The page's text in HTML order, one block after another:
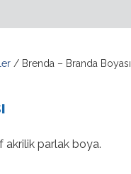
/ Brenda – Branda Boyası
akrilik parlak boya.